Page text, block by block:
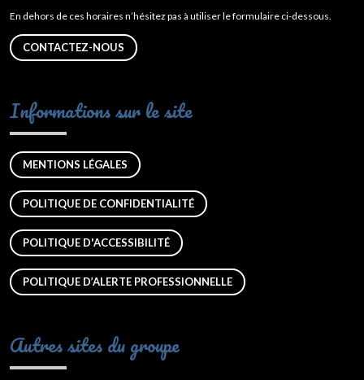
En dehors de ces horaires n’hésitez pas à utiliser le formulaire ci-dessous.
CONTACTEZ-NOUS
Informations sur le site
MENTIONS LÉGALES
POLITIQUE DE CONFIDENTIALITÉ
POLITIQUE D'ACCESSIBILITÉ
POLITIQUE D’ALERTE PROFESSIONNELLE
Autres sites du groupe